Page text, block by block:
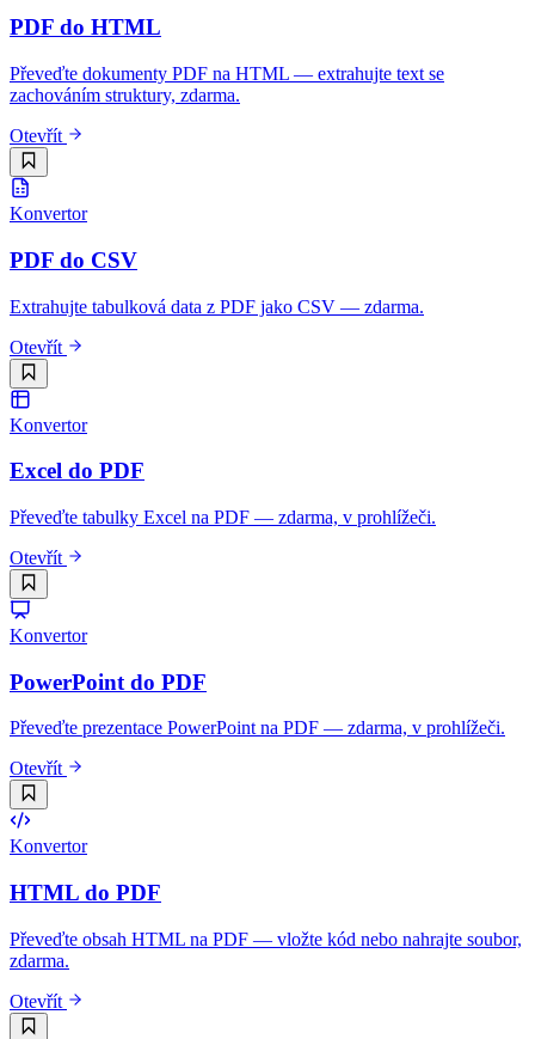
PDF do HTML
Převeďte dokumenty PDF na HTML — extrahujte text se
zachováním struktury, zdarma.
Otevřít
Konvertor
PDF do CSV
Extrahujte tabulková data z PDF jako CSV — zdarma.
Otevřít
Konvertor
Excel do PDF
Převeďte tabulky Excel na PDF — zdarma, v prohlížeči.
Otevřít
Konvertor
PowerPoint do PDF
Převeďte prezentace PowerPoint na PDF — zdarma, v prohlížeči.
Otevřít
Konvertor
HTML do PDF
Převeďte obsah HTML na PDF — vložte kód nebo nahrajte soubor,
zdarma.
Otevřít